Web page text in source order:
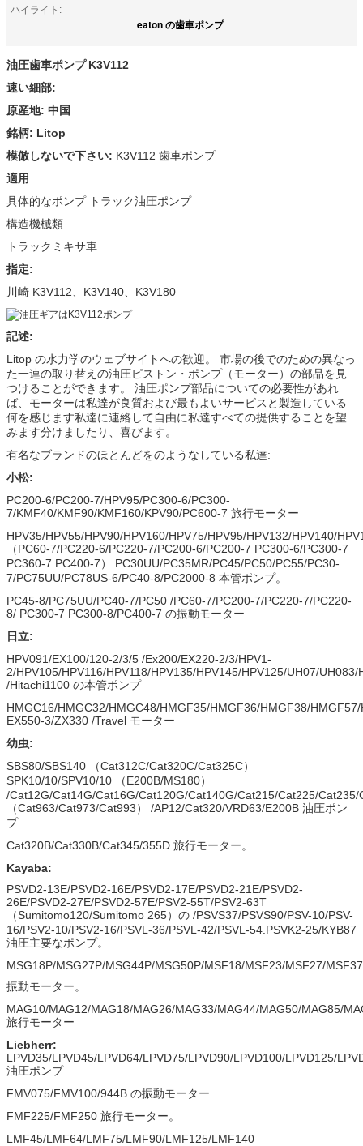
ハイライト:
eaton の歯車ポンプ
油圧歯車ポンプ K3V112
速い細部:
原産地: 中国
銘柄: Litop
模倣しないで下さい: K3V112 歯車ポンプ
適用
具体的なポンプ トラック油圧ポンプ
構造機械類
トラックミキサ車
指定:
川崎 K3V112、K3V140、K3V180
記述:
Litop の水力学のウェブサイトへの歓迎。 市場の後でのための異なっ
た一連の取り替えの油圧ピストン・ポンプ（モーター）の部品を見
つけることができます。 油圧ポンプ部品についての必要性があれ
ば、モーターは私達が良質および最もよいサービスと製造している
何を感じます私達に連絡して自由に私達すべての提供することを望
みます分けましたり、喜びます。
有名なブランドのほとんどをのようなしている私達:
小松:
PC200-6/PC200-7/HPV95/PC300-6/PC300-
7/KMF40/KMF90/KMF160/KPV90/PC600-7 旅行モーター
HPV35/HPV55/HPV90/HPV160/HPV75/HPV95/HPV132/HPV140/
（PC60-7/PC220-6/PC220-7/PC200-6/PC200-7 PC300-6/PC300-7
PC360-7 PC400-7） PC30UU/PC35MR/PC45/PC50/PC55/PC30-
7/PC75UU/PC78US-6/PC40-8/PC2000-8 本管ポンプ。
PC45-8/PC75UU/PC40-7/PC50 /PC60-7/PC200-7/PC220-7/PC220-
8/ PC300-7 PC300-8/PC400-7 の振動モーター
日立:
HPV091/EX100/120-2/3/5 /Ex200/EX220-2/3/HPV1-
2/HPV105/HPV116/HPV118/HPV135/HPV145/HPV125/UH07/UH083/
/Hitachi1100 の本管ポンプ
HMGC16/HMGC32/HMGC48/HMGF35/HMGF36/HMGF38/HMGF57/
EX550-3/ZX330 /Travel モーター
幼虫:
SBS80/SBS140 （Cat312C/Cat320C/Cat325C）
SPK10/10/SPV10/10 （E200B/MS180）
/Cat12G/Cat14G/Cat16G/Cat120G/Cat140G/Cat215/Cat225/Cat235/
（Cat963/Cat973/Cat993） /AP12/Cat320/VRD63/E200B 油圧ポン
プ
Cat320B/Cat330B/Cat345/355D 旅行モーター。
Kayaba:
PSVD2-13E/PSVD2-16E/PSVD2-17E/PSVD2-21E/PSVD2-
26E/PSVD2-27E/PSVD2-57E/PSV2-55T/PSV2-63T
（Sumitomo120/Sumitomo 265）の /PSVS37/PSVS90/PSV-10/PSV-
16/PSV2-10/PSV2-16/PSVL-36/PSVL-42/PSVL-54.PSVK2-25/KYB87
油圧主要なポンプ。
MSG18P/MSG27P/MSG44P/MSG50P/MSF18/MSF23/MSF27/
振動モーター。
MAG10/MAG12/MAG18/MAG26/MAG33/MAG44/MAG50/MAG85/
旅行モーター
Liebherr:
LPVD35/LPVD45/LPVD64/LPVD75/LPVD90/LPVD100/LPVD125/
油圧ポンプ
FMV075/FMV100/944B の振動モーター
FMF225/FMF250 旅行モーター。
LMF45/LMF64/LMF75/LMF90/LMF125/LMF140